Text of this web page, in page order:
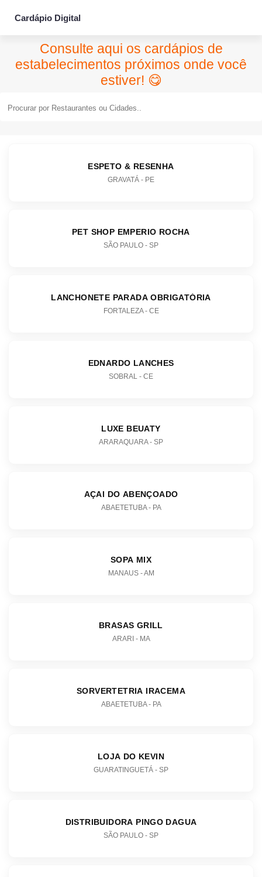
Cardápio Digital
Consulte aqui os cardápios de
estabelecimentos próximos onde você
estiver! 😋
ESPETO & RESENHA
GRAVATÁ - PE
PET SHOP EMPERIO ROCHA
SÃO PAULO - SP
LANCHONETE PARADA OBRIGATÓRIA
FORTALEZA - CE
EDNARDO LANCHES
SOBRAL - CE
LUXE BEUATY
ARARAQUARA - SP
AÇAI DO ABENÇOADO
ABAETETUBA - PA
SOPA MIX
MANAUS - AM
BRASAS GRILL
ARARI - MA
SORVERTETRIA IRACEMA
ABAETETUBA - PA
LOJA DO KEVIN
GUARATINGUETÁ - SP
DISTRIBUIDORA PINGO DAGUA
SÃO PAULO - SP